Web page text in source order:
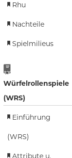
Rhu
Nachteile
Spielmilieus
Würfelrollenspiele
(WRS)
Einführung
(WRS)
Attribute u.